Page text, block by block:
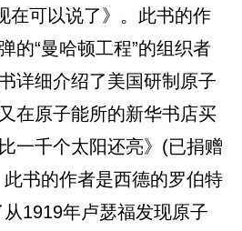
在可以说了》。此书的作
的“曼哈顿工程”的组织者
详细介绍了美国研制原子
在原子能所的新华书店买
一千个太阳还亮》(已捐赠
书的作者是西德的罗伯特
从1919年卢瑟福发现原子